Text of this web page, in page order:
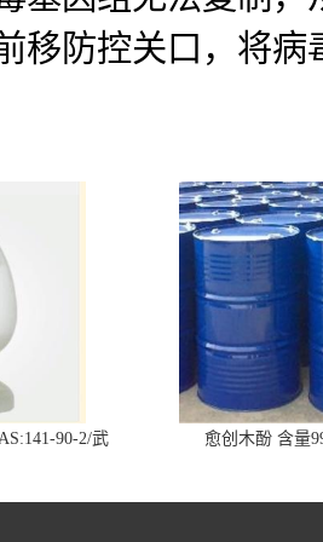
移防控关口，将
90-2/武
愈创木酚 含量